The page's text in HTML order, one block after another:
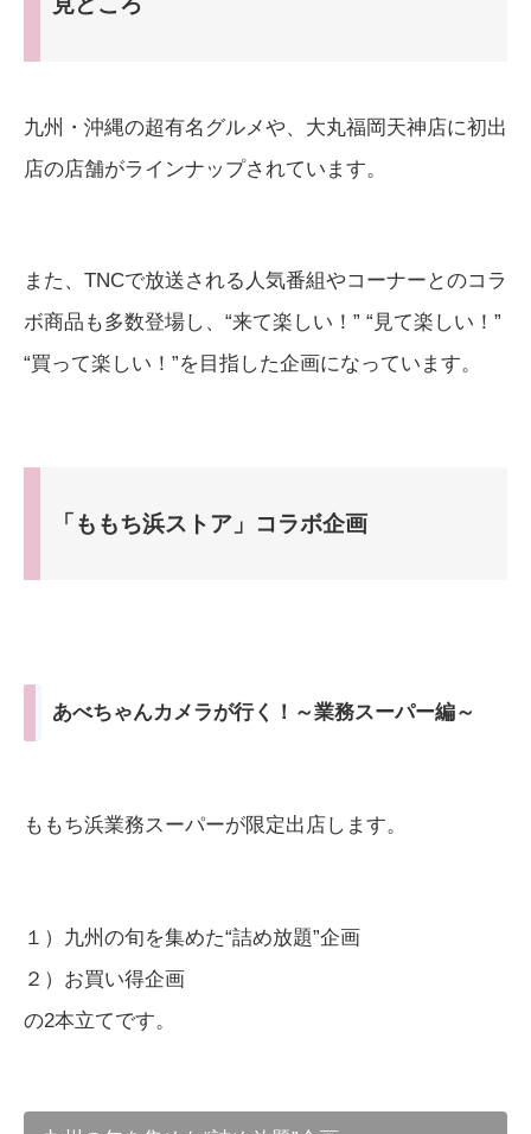
九州・沖縄の超有名グルメや、大丸福岡天神店に初出
店の店舗がラインナップされています。
また、TNCで放送される人気番組やコーナーとのコラ
ボ商品も多数登場し、“来て楽しい！” “見て楽しい！”
“買って楽しい！”を目指した企画になっています。
「ももち浜ストア」コラボ企画
あべちゃんカメラが行く！～業務スーパー編～
ももち浜業務スーパーが限定出店します。
１）九州の旬を集めた“詰め放題”企画
２）お買い得企画
の2本立てです。